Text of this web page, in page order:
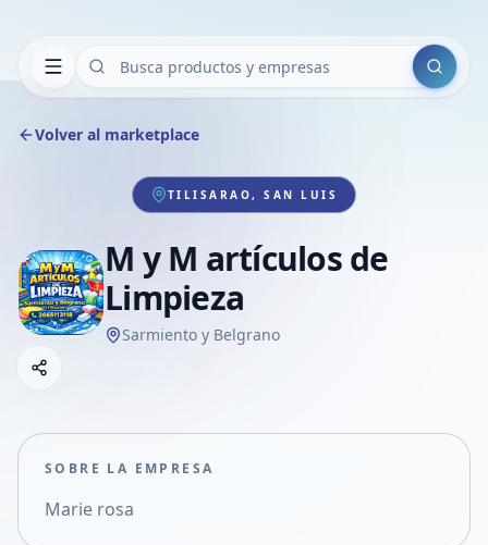
Buscar
Volver al marketplace
TILISARAO, SAN LUIS
M y M artículos de
Limpieza
Sarmiento y Belgrano
Compartir empresa
Compartir en X
SOBRE LA EMPRESA
Marie rosa